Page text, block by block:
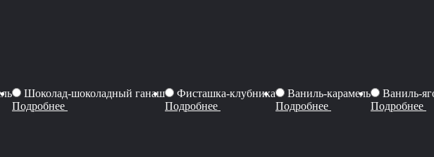
Шоколад-шоколадный ганаш
Подробнее
Фисташка-клубника
Подробнее
Ваниль-карамель
Подробнее
Ваниль-
Подробнее